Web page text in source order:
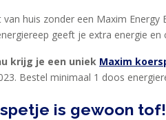
van huis zonder een Maxim
geeft je extra energie
krijg je een uniek Maxim
Bestel minimaal 1 doos
is gewoon tof!